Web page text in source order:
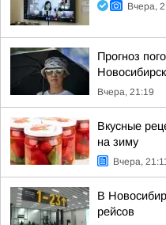
Вчера,
Прогноз
Вчера, 21:19
Вкусные
на зиму
Вчера,
В
рейсов